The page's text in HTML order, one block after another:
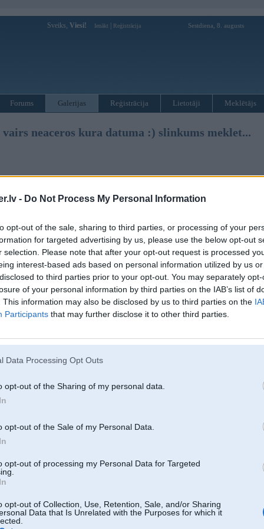
- Do Not Process My Personal Information
opt-out of the sale, sharing to third parties, or processing of your
for targeted advertising by us, please use the below opt-out
selection. Please note that after your opt-out request is processed
interest-based ads based on personal information utilized by us
to third parties prior to your opt-out. You may separately
of your personal information by third parties on the IAB’s list of
This information may also be disclosed by us to third parties on the
Participants that may further disclose it to other third parties.
Data Processing Opt Outs
opt-out of the Sharing of my personal data.
opt-out of the Sale of my Personal Data.
opt-out of processing my Personal Data for Targeted
opt-out of Collection, Use, Retention, Sale, and/or Sharing
Data that Is Unrelated with the Purposes for which it
Sveiks, Viesi! Ienākt Reģistrācija Sestdiena, 8. augusts
Forums Galerijas Reģistrācija Lietotāji Meklētājs
neaceros kura datuma :) slinkums meklet...
vislabaak patikaa ar posche.
13:18
bildes
2004, 10:57
tam pelēkajam e30 ar 84. numuru.sev gribu tādu =)
2004, 08:32
dzinējs - skaistums
23:36
2004
2004, 23:32
es gaazu ar MPower pa lielo apli!:-)))
kas tas par mega 320...
izkatas vienalga labi